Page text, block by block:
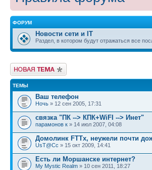
ФОРУМ
Новости сети и IT
Раздел, в котором будут отражаться все
Новая тема
ТЕМЫ
Ваш телефон
Ночь » 12 сен 2005, 17:31
связка "ПК --> КПК+WiFI --> Инет"
парамонов к » 14 июл 2007, 04:08
Домолинк FTTx, неужели почти
UsT@Cc » 15 окт 2009, 14:41
Есть ли Моршанске интернет?
My Mystic Realm » 10 сен 2011, 18:27